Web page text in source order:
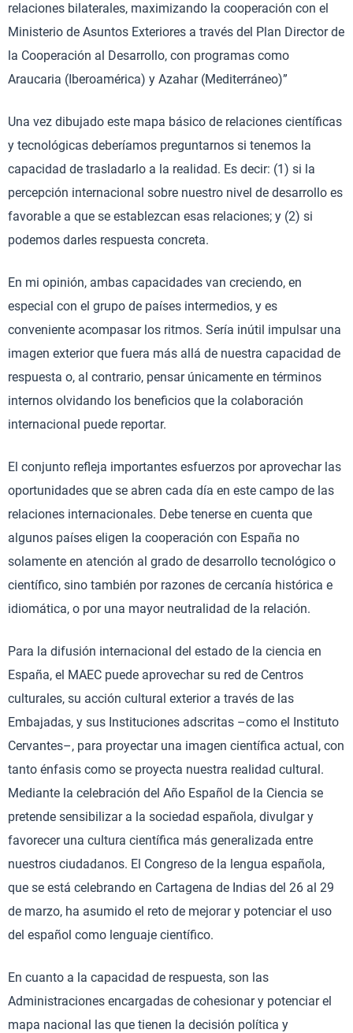
relaciones bilaterales, maximizando la cooperación con el
Ministerio de Asuntos Exteriores a través del Plan Director de
la Cooperación al Desarrollo, con programas como
Araucaria (Iberoamérica) y Azahar (Mediterráneo)”
Una vez dibujado este mapa básico de relaciones científicas
y tecnológicas deberíamos preguntarnos si tenemos la
capacidad de trasladarlo a la realidad. Es decir: (1) si la
percepción internacional sobre nuestro nivel de desarrollo es
favorable a que se establezcan esas relaciones; y (2) si
podemos darles respuesta concreta.
En mi opinión, ambas capacidades van creciendo, en
especial con el grupo de países intermedios, y es
conveniente acompasar los ritmos. Sería inútil impulsar una
imagen exterior que fuera más allá de nuestra capacidad de
respuesta o, al contrario, pensar únicamente en términos
internos olvidando los beneficios que la colaboración
internacional puede reportar.
El conjunto refleja importantes esfuerzos por aprovechar las
oportunidades que se abren cada día en este campo de las
relaciones internacionales. Debe tenerse en cuenta que
algunos países eligen la cooperación con España no
solamente en atención al grado de desarrollo tecnológico o
científico, sino también por razones de cercanía histórica e
idiomática, o por una mayor neutralidad de la relación.
Para la difusión internacional del estado de la ciencia en
España, el MAEC puede aprovechar su red de Centros
culturales, su acción cultural exterior a través de las
Embajadas, y sus Instituciones adscritas –como el Instituto
Cervantes–, para proyectar una imagen científica actual, con
tanto énfasis como se proyecta nuestra realidad cultural.
Mediante la celebración del Año Español de la Ciencia se
pretende sensibilizar a la sociedad española, divulgar y
favorecer una cultura científica más generalizada entre
nuestros ciudadanos. El Congreso de la lengua española,
que se está celebrando en Cartagena de Indias del 26 al 29
de marzo, ha asumido el reto de mejorar y potenciar el uso
del español como lenguaje científico.
En cuanto a la capacidad de respuesta, son las
Administraciones encargadas de cohesionar y potenciar el
mapa nacional las que tienen la decisión política y